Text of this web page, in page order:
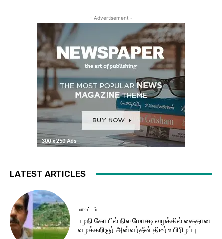
- Advertisement -
LATEST ARTICLES
மாவட்டம்
பழநி கோயில் நில மோசடி வழக்கில் கைதான
வழக்கறிஞர் அன்வர்தீன் திடீர் உயிரிழப்பு